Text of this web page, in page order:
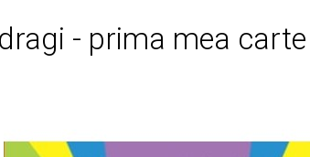
- prima mea